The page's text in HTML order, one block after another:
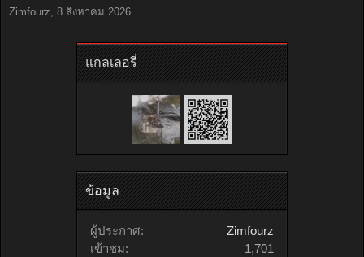
Zimfourz, 8 สิงหาคม 2026
แกลเลอรี่
ข้อมูล
ผู้ประกาศ:
Zimfourz
เข้าชม:
1,701